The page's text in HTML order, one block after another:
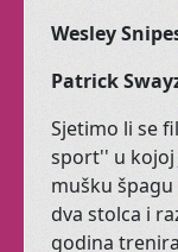
Wesley
Patrick
Sjetimo li se
sport'' u kojoj
mušku
dva stolca i
godina